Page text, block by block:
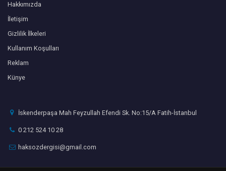
Hakkımızda
İletişim
Gizlilik İlkeleri
Kullanım Koşulları
Reklam
Künye
İskenderpaşa Mah Feyzullah Efendi Sk. No:15/A Fatih-İstanbul
0 212 524 10 28
haksozdergisi@gmail.com